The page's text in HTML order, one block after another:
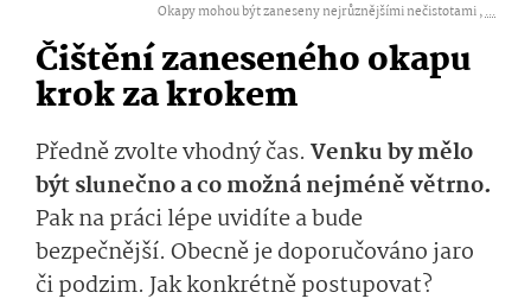
Okapy mohou být zaneseny nejrůznějšími nečistotami ,...
Čištění zaneseného okapu
krok za krokem
Předně zvolte vhodný čas. Venku by mělo
být slunečno a co možná nejméně větrno.
Pak na práci lépe uvidíte a bude
bezpečnější. Obecně je doporučováno jaro
či podzim. Jak konkrétně postupovat?